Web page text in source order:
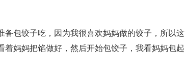
包饺子吃，因为我很喜欢妈妈做的饺子，所以这
妈妈把馅做好，然后开始包饺子，我看妈妈包起